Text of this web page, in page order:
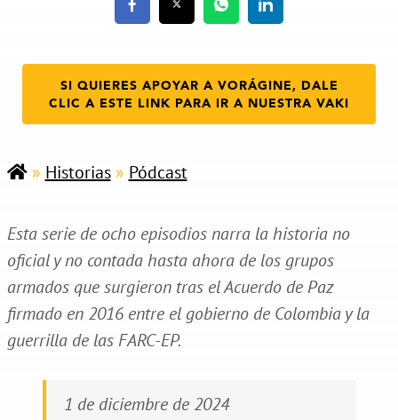
SI QUIERES APOYAR A VORÁGINE, DALE
CLIC A ESTE LINK PARA IR A NUESTRA VAKI
» Historias» Pódcast
Esta serie de ocho episodios narra la historia no
oficial y no contada hasta ahora de los grupos
armados que surgieron tras el Acuerdo de Paz
firmado en 2016 entre el gobierno de Colombia y la
guerrilla de las FARC-EP.
1 de diciembre de 2024